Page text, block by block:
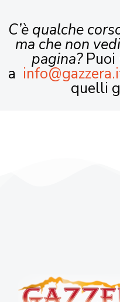
C’è qualche
ma che non
pagina?Puoi
a
quelli